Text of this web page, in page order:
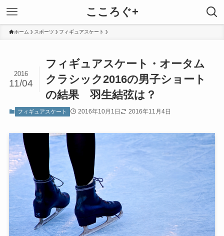
こころぐ+
ホーム スポーツ フィギュアスケート
フィギュアスケート・オータム
クラシック2016の男子ショート
の結果 羽生結弦は？
2016
11/04
フィギュアスケート 2016年10月1日 2016年11月4日